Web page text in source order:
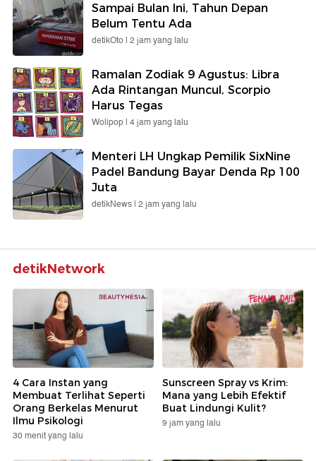
Sampai Bulan Ini, Tahun Depan
Belum Tentu Ada
detikOto | 2 jam yang lalu
Ramalan Zodiak 9 Agustus: Libra
Ada Rintangan Muncul, Scorpio
Harus Tegas
Wolipop | 4 jam yang lalu
Menteri LH Ungkap Pemilik SixNine
Padel Bandung Bayar Denda Rp 100
Juta
detikNews | 2 jam yang lalu
detikNetwork
4 Cara Instan yang
Membuat Terlihat Seperti
Orang Berkelas Menurut
Ilmu Psikologi
30 menit yang lalu
Sunscreen Spray vs Krim:
Mana yang Lebih Efektif
Buat Lindungi Kulit?
9 jam yang lalu